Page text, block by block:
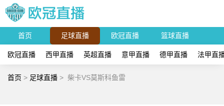
首页 足球直播 欧冠直播 篮球直播
欧冠直播 西甲直播 英超直播 意甲直播 德甲直播 法甲直
首页 > 足球直播 > 柴卡VS莫斯科鱼雷